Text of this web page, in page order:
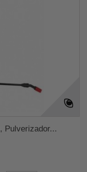
Pulverizador...